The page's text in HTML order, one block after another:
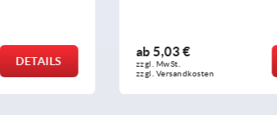
DETAILS
ab 5,03 €
zzgl. MwSt.
zzgl. Versandkosten